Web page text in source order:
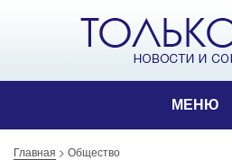
МЕНЮ
Главная > Общество